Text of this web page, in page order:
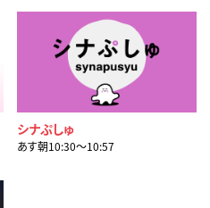
シナぷしゅ
あす朝10:30〜10:57